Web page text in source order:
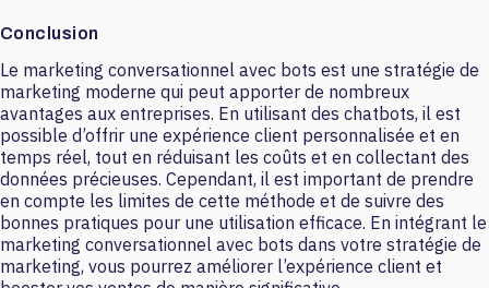
Conclusion
Le marketing conversationnel avec bots est une stratégie de
marketing moderne qui peut apporter de nombreux
avantages aux entreprises. En utilisant des chatbots, il est
possible d’offrir une expérience client personnalisée et en
temps réel, tout en réduisant les coûts et en collectant des
données précieuses. Cependant, il est important de prendre
en compte les limites de cette méthode et de suivre des
bonnes pratiques pour une utilisation efficace. En intégrant le
marketing conversationnel avec bots dans votre stratégie de
marketing, vous pourrez améliorer l’expérience client et